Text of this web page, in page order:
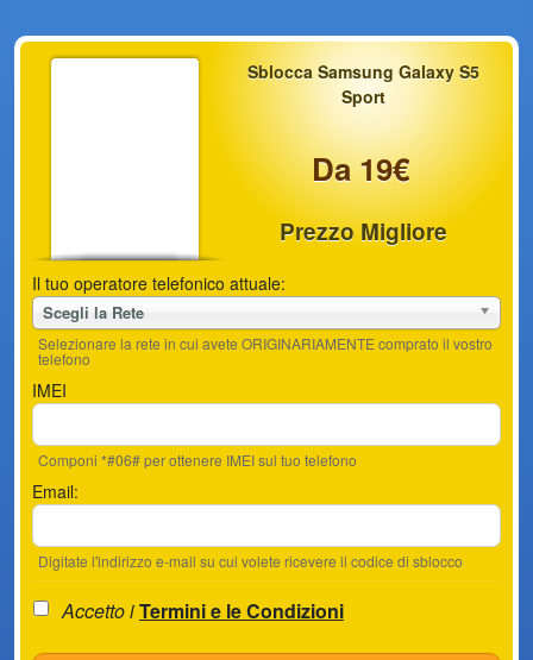
Sblocca Samsung Galaxy S5
Sport
Da 19€
Prezzo Migliore
Il tuo operatore telefonico attuale:
Scegli la Rete
Selezionare la rete in cui avete ORIGINARIAMENTE comprato il vostro
telefono
IMEI
Componi *#06# per ottenere IMEI sul tuo telefono
Email:
Digitate l'indirizzo e-mail su cui volete ricevere il codice di sblocco
Accetto iTermini e le Condizioni